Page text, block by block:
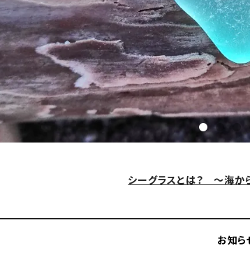
シーグラスとは？ ～海か
お知ら